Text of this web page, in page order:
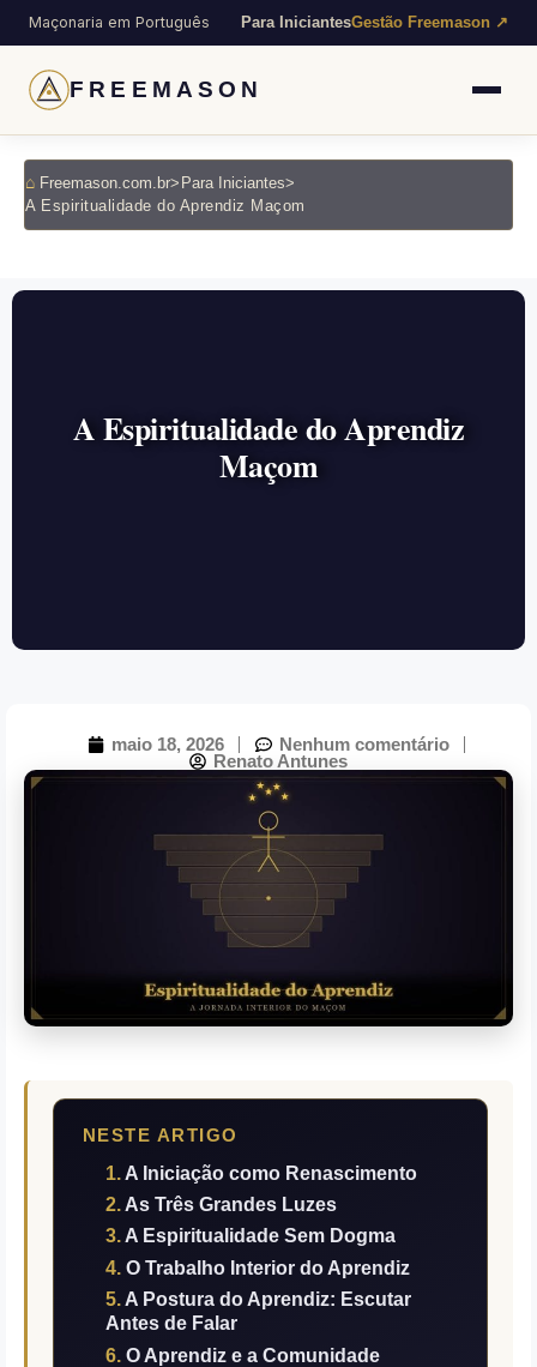
Maçonaria em Português Para IniciantesGestão Freemason ↗
FREEMASON
Freemason.com.br> Para Iniciantes>
A Espiritualidade do Aprendiz Maçom
A Espiritualidade do Aprendiz
Maçom
maio 18, 2026
Nenhum comentário
Renato Antunes
NESTE ARTIGO
A Iniciação como Renascimento
As Três Grandes Luzes
A Espiritualidade Sem Dogma
O Trabalho Interior do Aprendiz
A Postura do Aprendiz: Escutar
Antes de Falar
O Aprendiz e a Comunidade